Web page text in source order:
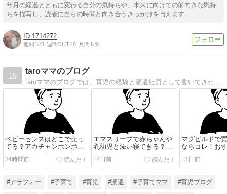
年月の経過とともに変わる自分の気持ちや、未来に向けての前向きな気持
ちを描写し、読者に自らの時間と向き合うきっかけを与えます。
1714272
週間IN:3 週間OUT:48 月間IN:9
15
taroママのブログ
ベビーセンスはどこで売っ
てる？アカチャンホンポや
西松屋での販売状況を調
査！
34時間前
エマスリープで赤ちゃんや
乳幼児と添い寝できる？注
意点やおすすめの商品をご
紹介！
12日前
マグビルドで
ならコレ！お
ト4つをご紹介
13日前
#アラフォー #子育て #育児 #派遣 #子育てママ #育児ブログ